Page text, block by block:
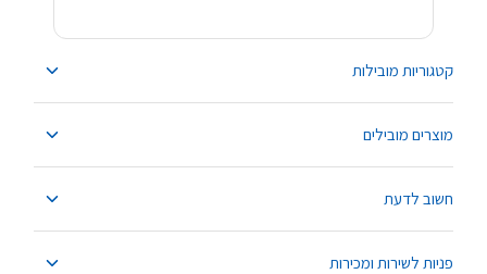
קטגוריות מובילות
מוצרים מובילים
חשוב לדעת
פניות לשירות ומכירות